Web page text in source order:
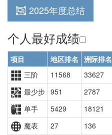
2025年度总结
个人最好成绩
项目 地区排名 洲际排名
三阶
11568 33627
最少步 951 2787
单手
5429 18121
魔表
27 136